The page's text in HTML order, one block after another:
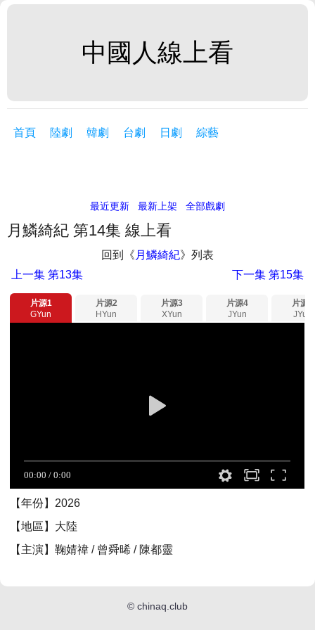
中國人線上看
首頁 陸劇 韓劇 台劇 日劇 綜藝
最近更新 最新上架 全部戲劇
月鱗綺紀 第14集 線上看
回到《 月鱗綺紀》列表
上一集 第13集 下一集第15集
片源1
GYun
片源2
HYun
片源3
XYun
片源4
JYun
片源5
JYun
【年份】2026
【地區】大陸
【主演】鞠婧禕 / 曾舜晞 / 陳都靈
© chinaq.club